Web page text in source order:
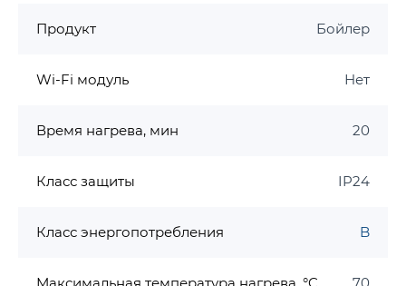
Страна-производитель: БОЛГАРИЯ
Продукт Бойлер
Wi-Fi модуль Нет
Время нагрева, мин 20
Класс защиты IP24
Класс энергопотребления B